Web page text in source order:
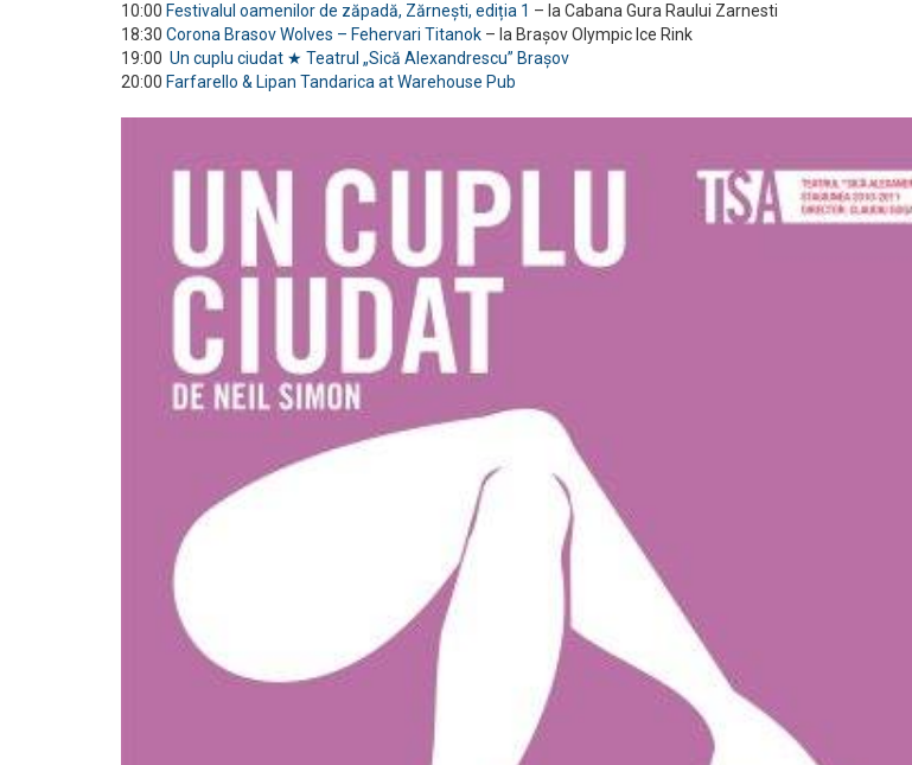
10:00 Festivalul oamenilor de zăpadă, Zărnești, ediția 1 – la Cabana Gura Raului Zarnesti
18:30 Corona Brasov Wolves – Fehervari Titanok – la Brașov Olympic Ice Rink
19:00 Un cuplu ciudat ★ Teatrul „Sică Alexandrescu” Brașov
20:00 Farfarello & Lipan Tandarica at Warehouse Pub